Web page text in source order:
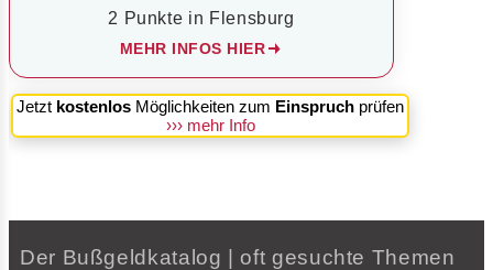
2 Punkte in Flensburg
MEHR INFOS HIER
Jetzt kostenlos Möglichkeiten zum Einspruch prüfen
››› mehr Info
Der Bußgeldkatalog | oft gesuchte Themen